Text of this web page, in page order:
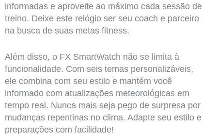
informadas e aproveite ao máximo cada sessão de
treino. Deixe este relógio ser seu coach e parceiro
na busca de suas metas fitness.
Além disso, o FX SmartWatch não se limita à
funcionalidade. Com seis temas personalizáveis,
ele combina com seu estilo e mantém você
informado com atualizações meteorológicas em
tempo real. Nunca mais seja pego de surpresa por
mudanças repentinas no clima. Adapte seu estilo e
preparações com facilidade!